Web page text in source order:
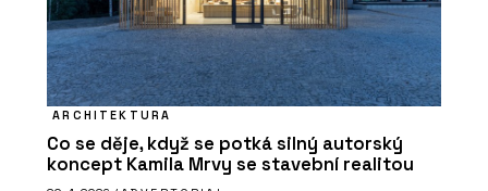
ARCHITEKTURA
Co se děje, když se potká silný autorský
koncept Kamila Mrvy se stavební realitou